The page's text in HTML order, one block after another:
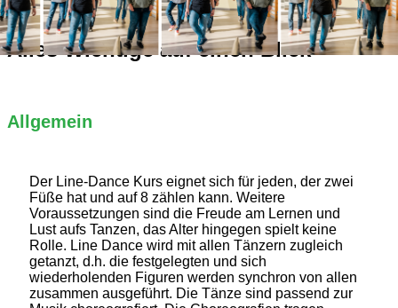
Alles Wichtige auf einen Blick
Allgemein
Der Line-Dance Kurs eignet sich für jeden, der zwei
Füße hat und auf 8 zählen kann. Weitere
Voraussetzungen sind die Freude am Lernen und
Lust aufs Tanzen, das Alter hingegen spielt keine
Rolle. Line Dance wird mit allen Tänzern zugleich
getanzt, d.h. die festgelegten und sich
wiederholenden Figuren werden synchron von allen
zusammen ausgeführt. Die Tänze sind passend zur